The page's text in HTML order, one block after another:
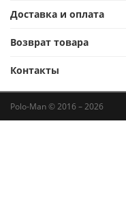
Доставка и оплата
Возврат товара
Контакты
Polo-Man © 2016 – 2026